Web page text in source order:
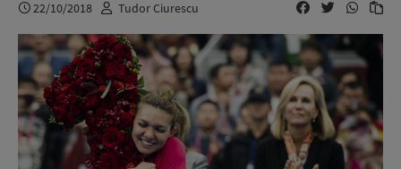
22/10/2018 Tudor Ciurescu